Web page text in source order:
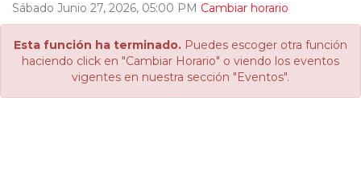
Sábado Junio 27, 2026, 05:00 PM Cambiar horario
Esta función ha terminado. Puedes escoger otra función
haciendo click en "Cambiar Horario" o viendo los eventos
vigentes en nuestra sección "Eventos".